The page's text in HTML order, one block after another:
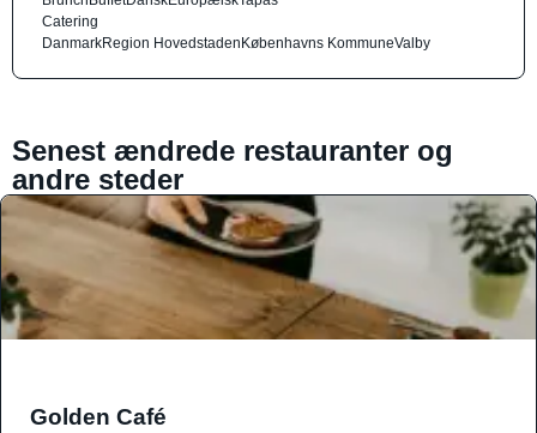
Catering
DanmarkRegion HovedstadenKøbenhavns KommuneValby
Senest ændrede restauranter og
andre steder
Golden Café